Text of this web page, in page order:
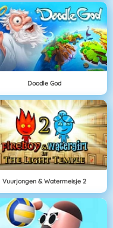
Doodle God
Vuurjongen & Watermeisje 2